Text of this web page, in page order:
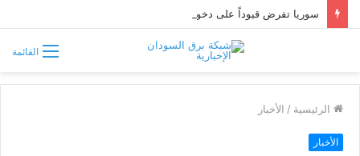
القائمة
الرئيسية / الأخبار
الأخبار